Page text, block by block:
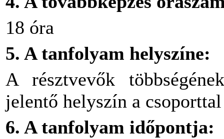
18 óra
5. A tanfolyam helyszíne:
A résztvevők
jelentő helyszín a
6. A tanfolyam időpontja: